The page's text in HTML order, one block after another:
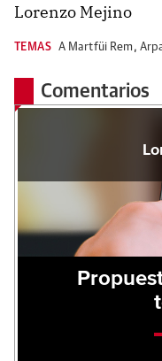
Lorenzo Mejino
TEMAS A Martfüi Rem ,
Comentarios